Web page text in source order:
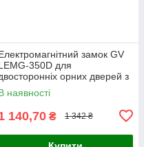
замок GV
350D для
орних дверей з
утримання 700 кг,
для металевих,
наявності
140,70 ₴ 1 342 ₴